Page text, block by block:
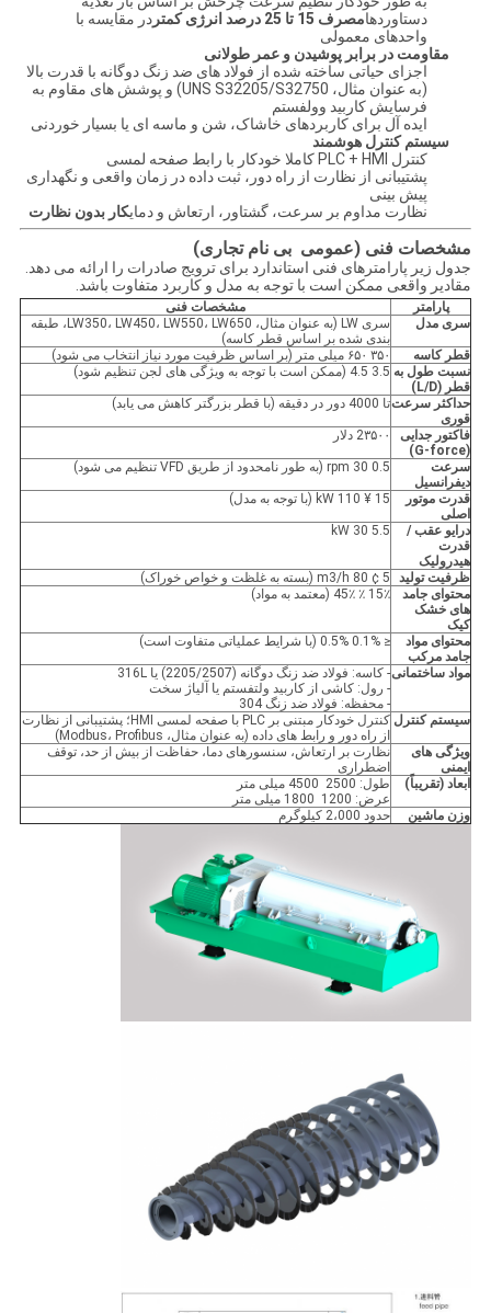
دستاوردهامصرف 15 تا 25 درصد انرژی کمتر
در مقایسه با
واحدهای معمولی
مقاومت در برابر پوشیدن و عمر طولانی
اجزای حیاتی ساخته شده از فولاد های ضد زنگ دوگانه با قدرت بالا
(به عنوان مثال، UNS S32205/S32750) و پوشش های مقاوم به
فرسایش کاربید وولفستم
ایده آل برای کاربردهای خاشاک، شن و ماسه ای یا بسیار خوردنی
سیستم کنترل هوشمند
کنترل PLC + HMI کاملا خودکار با رابط صفحه لمسی
پشتیبانی از نظارت از راه دور، ثبت داده در زمان واقعی و نگهداری
پیش بینی
نظارت مداوم بر سرعت، گشتاور، ارتعاش و دمایکار بدون نظارت
مشخصات فنی (عمومی ️ بی نام تجاری)
جدول زیر پارامترهای فنی استاندارد برای ترویج صادرات را ارائه می دهد.
مقادیر واقعی ممکن است با توجه به مدل و کاربرد متفاوت باشد.
پارامتر
مشخصات فنی
سری مدل
سری LW (به عنوان مثال، LW350، LW450، LW550، LW650، طبقه
بندی شده بر اساس قطر کاسه)
قطر کاسه
۳۵۰ ۶۵۰ میلی متر (بر اساس ظرفیت مورد نیاز انتخاب می شود)
نسبت طول به
قطر (L/D)
3.5 4.5 (ممکن است با توجه به ویژگی های لجن تنظیم شود)
حداکثر سرعت
قوری
تا 4000 دور در دقیقه (با قطر بزرگتر کاهش می یابد)
فاکتور جدایی
(G-force)
2۳۵۰۰ دلار
سرعت
دیفرانسیل
0.5 30 rpm (به طور نامحدود از طریق VFD تنظیم می شود)
قدرت موتور
اصلی
15 ¥ 110 kW (با توجه به مدل)
درایو عقب /
قدرت
هیدرولیک
5.5 30 kW
ظرفیت تولید
5 ¢ 80 m3/h (بسته به غلظت و خواص خوراک)
محتوای جامد
های خشک
کیک
15٪ ٪ 45٪ (معتمد به مواد)
محتوای مواد
جامد مرکب
≤ 0.1% 0.5% (با شرایط عملیاتی متفاوت است)
مواد ساختمانی- کاسه: فولاد ضد زنگ دوگانه (2205/2507) یا 316L
- رول: کاشی از کاربید ولتفستم یا آلیاژ سخت
- محفظه: فولاد ضد زنگ 304
سیستم کنترل
کنترل خودکار مبتنی بر PLC با صفحه لمسی HMI؛ پشتیبانی از نظارت
از راه دور و رابط های داده (به عنوان مثال، Modbus، Profibus)
ویژگی های
ایمنی
نظارت بر ارتعاش، سنسورهای دما، حفاظت از بیش از حد، توقف
اضطراری
ابعاد (تقریباً)
طول: 2500 ️ 4500 میلی متر
عرض: 1200 ️ 1800 میلی متر
وزن ماشین
حدود 2،000 کیلوگرم